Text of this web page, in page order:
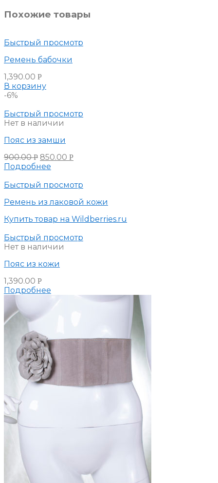
Похожие товары
Быстрый просмотр
Ремень бабочки
1,390.00 Р
В корзину
-6%
Быстрый просмотр
Нет в наличии
Пояс из замши
900.00Р 850.00 Р
Подробнее
Быстрый просмотр
Ремень из лаковой кожи
Купить товар на Wildberries.ru
Быстрый просмотр
Нет в наличии
Пояс из кожи
1,390.00 Р
Подробнее